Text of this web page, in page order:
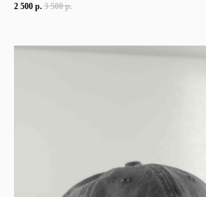
2 500 р. 3 500 р.